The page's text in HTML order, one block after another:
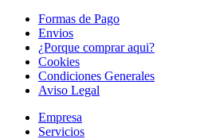
Formas de Pago
Envios
¿Porque comprar aqui?
Cookies
Condiciones Generales
Aviso Legal
Empresa
Servicios